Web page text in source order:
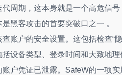
周期，这本身就是一个高危信
黑客攻击的首要突破口之一 。
账户的安全设置。这包括检查“
设备类型、登录时间和大致地
户凭证已泄露。SafeW的一项